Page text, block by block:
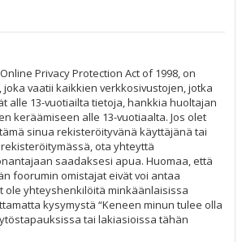
Privacy Protection Act of 1998, on
vaatii kaikkien verkkosivustojen, jotka
alle 13-vuotiailta tietoja, hankkia huoltajan
keräämiseen alle 13-vuotiaalta. Jos olet
sinua rekisteröityvänä käyttäjänä tai
ota yhteyttä
saadaksesi apua. Huomaa, että
foorumin omistajat eivät voi antaa
ole yhteyshenkilöitä minkäänlaisissa
kysymystä “Keneen minun tulee olla
tai lakiasioissa tähän